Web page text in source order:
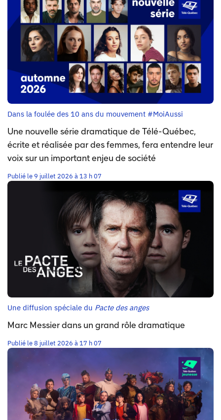
Dans la foulée des 10 ans du mouvement #MoiAussi
Une nouvelle série dramatique de Télé-Québec,
écrite et réalisée par des femmes, fera entendre leur
voix sur un important enjeu de société
Publié le 9 juillet 2026 à 13 h 07
Une diffusion spéciale du Pacte des anges
Marc Messier dans un grand rôle dramatique
Publié le 8 juillet 2026 à 17 h 07